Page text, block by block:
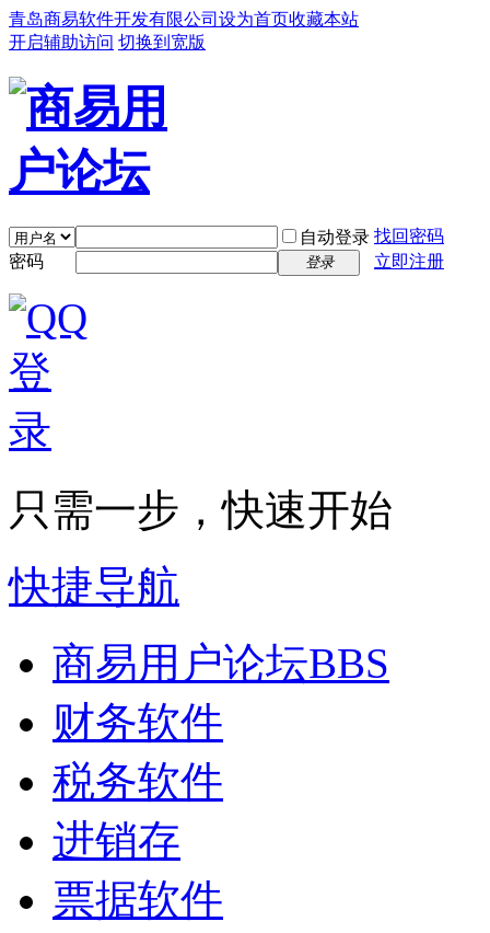
青岛商易软件开发有限公司 设为首页收藏本站
开启辅助访问 切换到宽版
自动登录 找回密码
密码
登录 立即注册
只需一步，快速开始
快捷导航
商易用户论坛BBS
财务软件
税务软件
进销存
票据软件